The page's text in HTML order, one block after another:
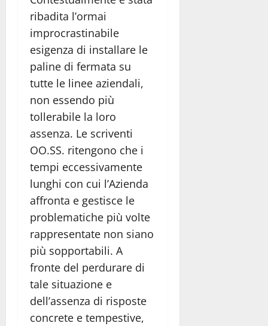
ribadita l’ormai
improcrastinabile
esigenza di installare le
paline di fermata su
tutte le linee aziendali,
non essendo più
tollerabile la loro
assenza. Le scriventi
OO.SS. ritengono che i
tempi eccessivamente
lunghi con cui l’Azienda
affronta e gestisce le
problematiche più volte
rappresentate non siano
più sopportabili. A
fronte del perdurare di
tale situazione e
dell’assenza di risposte
concrete e tempestive,